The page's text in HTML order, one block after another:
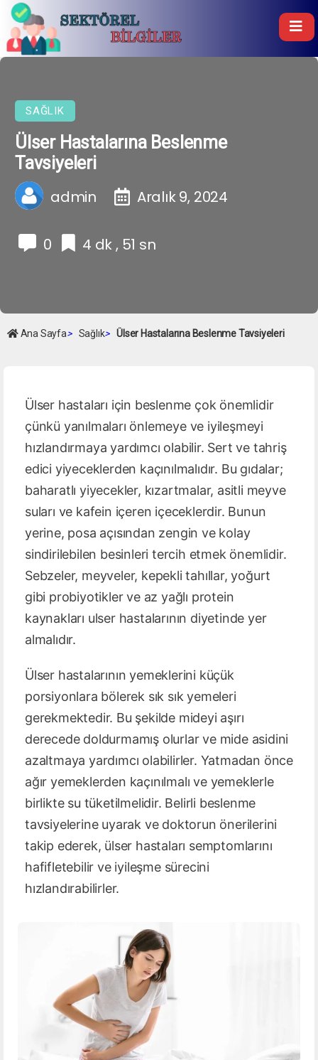
SAĞLIK
Ülser Hastalarına Beslenme
Tavsiyeleri
admin Aralık 9, 2024
0 4 dk , 51 sn
Ana Sayfa> Sağlık> Ülser Hastalarına Beslenme Tavsiyeleri
Ülser hastaları için beslenme çok önemlidir
çünkü yanılmaları önlemeye ve iyileşmeyi
hızlandırmaya yardımcı olabilir. Sert ve tahriş
edici yiyeceklerden kaçınılmalıdır. Bu gıdalar;
baharatlı yiyecekler, kızartmalar, asitli meyve
suları ve kafein içeren içeceklerdir. Bunun
yerine, posa açısından zengin ve kolay
sindirilebilen besinleri tercih etmek önemlidir.
Sebzeler, meyveler, kepekli tahıllar, yoğurt
gibi probiyotikler ve az yağlı protein
kaynakları ulser hastalarının diyetinde yer
almalıdır.
Ülser hastalarının yemeklerini küçük
porsiyonlara bölerek sık sık yemeleri
gerekmektedir. Bu şekilde mideyi aşırı
derecede doldurmamış olurlar ve mide asidini
azaltmaya yardımcı olabilirler. Yatmadan önce
ağır yemeklerden kaçınılmalı ve yemeklerle
birlikte su tüketilmelidir. Belirli beslenme
tavsiyelerine uyarak ve doktorun önerilerini
takip ederek, ülser hastaları semptomlarını
hafifletebilir ve iyileşme sürecini
hızlandırabilirler.